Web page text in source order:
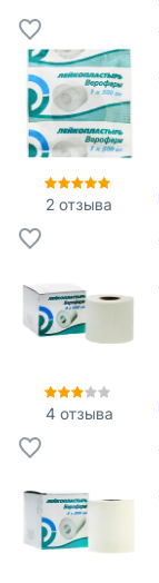
2 отзыва
4отзыва